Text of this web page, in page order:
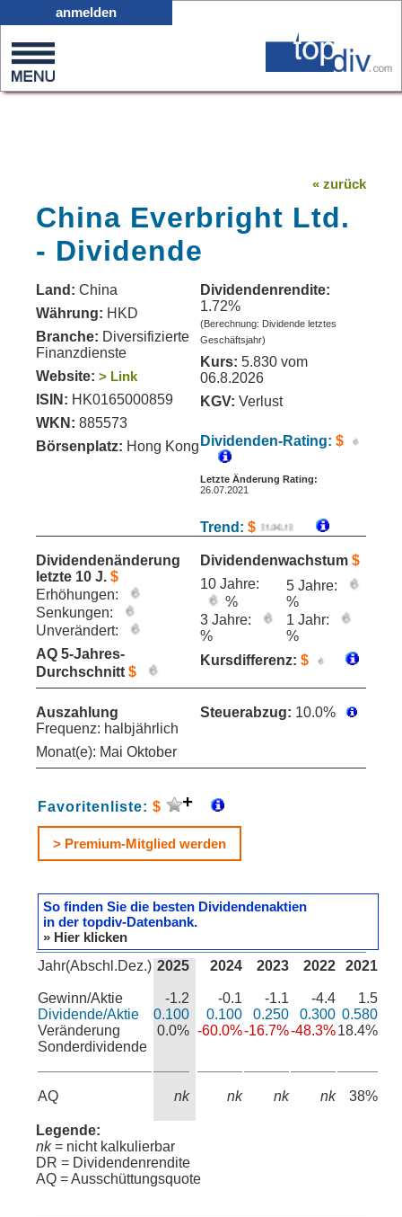
0
on
anmelden
« zurück
China Everbright Ltd.
- Dividende
Land: China
Währung: HKD
Branche: Diversifizierte
Finanzdienste
Website: > Link
ISIN: HK0165000859
WKN: 885573
Börsenplatz: Hong Kong
Dividendenrendite:
1.72%
(Berechnung: Dividende letztes
Geschäftsjahr)
Kurs: 5.830 vom
06.8.2026
KGV: Verlust
Dividenden-Rating: $
Letzte Änderung Rating:
26.07.2021
Trend: $
Dividendenänderung
letzte 10 J. $
Erhöhungen:
Senkungen:
Unverändert:
AQ 5-Jahres-
Durchschnitt $
Dividendenwachstum $
10 Jahre:
%
5 Jahre:
%
3 Jahre:
%
1 Jahr:
%
Kursdifferenz: $
Auszahlung
Frequenz: halbjährlich
Monat(e): Mai Oktober
Steuerabzug: 10.0%
Favoritenliste: $
> Premium-Mitglied werden
So finden Sie die besten Dividendenaktien
in der topdiv-Datenbank.
» Hier klicken
Jahr(Abschl.Dez.)
Gewinn/Aktie
Dividende/Aktie
Veränderung
Sonderdividende
AQ
2025
-1.2
0.100
0.0%
nk
2024
-0.1
0.100
-60.0%
nk
2023
-1.1
0.250
-16.7%
nk
2022
-4.4
0.300
-48.3%
nk
2021
1.5
0.580
18.4%
38%
Legende:
nk= nicht kalkulierbar
DR = Dividendenrendite
AQ = Ausschüttungsquote